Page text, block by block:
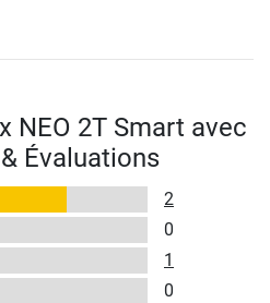
NEO 2T Smart avec
Évaluations
2
0
1
0